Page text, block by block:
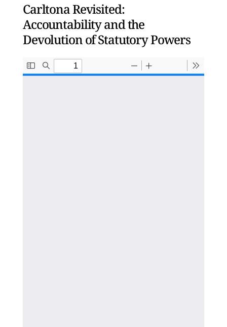
Carltona Revisited:
Accountability and the
Devolution of Statutory Powers